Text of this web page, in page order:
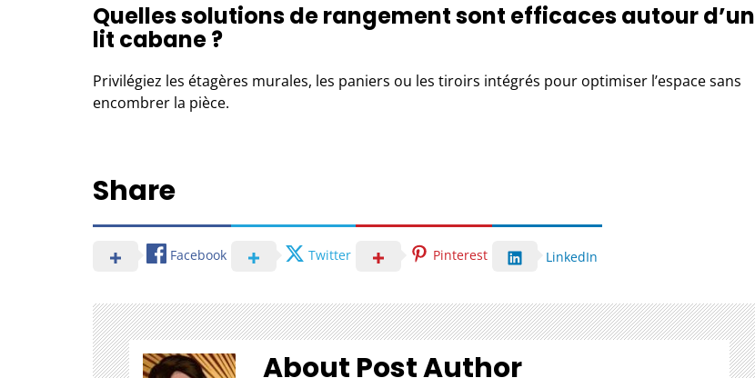
Quelles solutions de rangement sont efficaces autour d’un
lit cabane ?
Privilégiez les étagères murales, les paniers ou les tiroirs intégrés pour optimiser l’espace sans
encombrer la pièce.
Share
Facebook Twitter Pinterest LinkedIn
About Post Author